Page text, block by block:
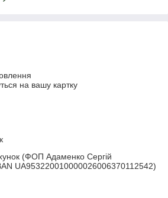
на вашу картку
(ФОП Адаменко Сергій
UA953220010000026006370112542)